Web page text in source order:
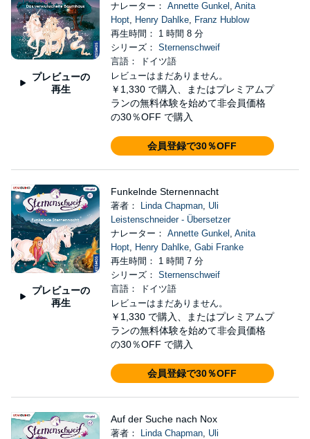
プレビューの
再生
ナレーター： Annette Gunkel , Anita
Hopt, Henry Dahlke, Franz Hublow
再生時間： 1 時間 8 分
シリーズ： Sternenschweif
言語： ドイツ語
レビューはまだありません。
￥1,330 で購入、またはプレミアムプ
ランの無料体験を始めて非会員価格
の30％OFF で購入
会員登録で30％OFF
プレビューの
再生
Funkelnde Sternennacht
著者： Linda Chapman, Uli
Leistenschneider - Übersetzer
ナレーター： Annette Gunkel , Anita
Hopt, Henry Dahlke, Gabi Franke
再生時間： 1 時間 7 分
シリーズ： Sternenschweif
言語： ドイツ語
レビューはまだありません。
￥1,330 で購入、またはプレミアムプ
ランの無料体験を始めて非会員価格
の30％OFF で購入
会員登録で30％OFF
Auf der Suche nach Nox
著者： Linda Chapman, Uli